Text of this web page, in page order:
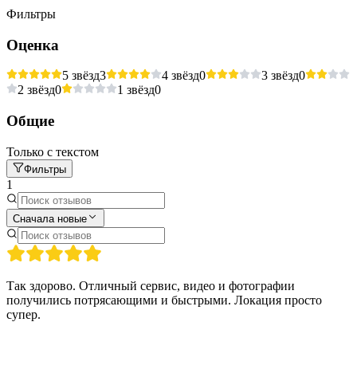
Фильтры
Оценка
5 звёзд3 4 звёзд0 3 звёзд0
2 звёзд0 1 звёзд0
Общие
Только с текстом
Фильтры
1
Сначала новые
Так здорово. Отличный сервис, видео и фотографии
получились потрясающими и быстрыми. Локация просто
супер.